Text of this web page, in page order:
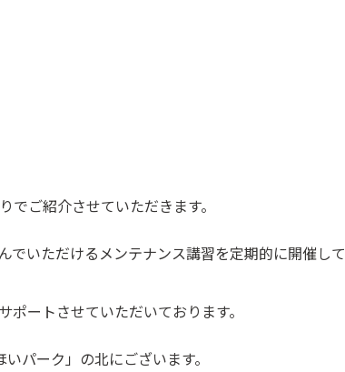
ご紹介させていただきます。
でいただけるメンテナンス講習を定期的に開催して
ートさせていただいております。
パーク」の北にございます。